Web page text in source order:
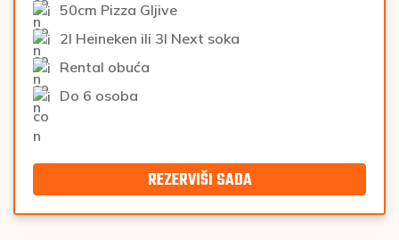
50cm Pizza Gljive
2l Heineken ili 3l Next soka
Rental obuća
Do 6 osoba
REZERVIŠI SADA